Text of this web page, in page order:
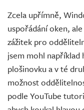
Zcela upřímně,
uspořádání oken,
zážitek pro
jsem mohl například
plošinovku a v té
možnost
podle YouTube